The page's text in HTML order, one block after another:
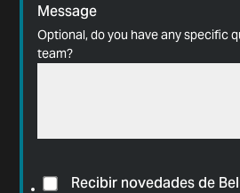
Message
Optional, do you have any specific
team?
Recibir novedades de